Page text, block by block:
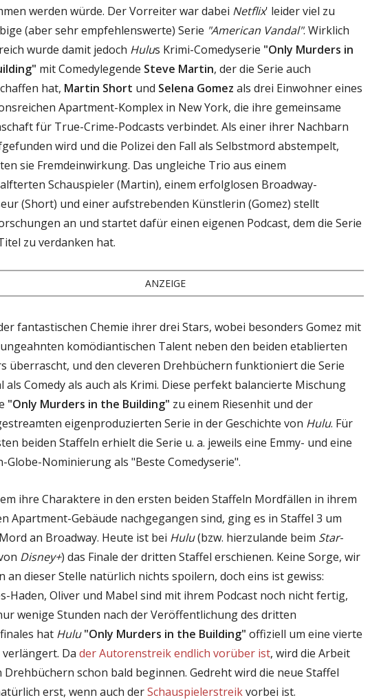
werden würde. Der Vorreiter war dabei Netflix' leider viel zu
(aber sehr empfehlenswerte) Serie "American Vandal". Wirklich
wurde damit jedoch Hulus Krimi-Comedyserie "Only Murders in
mit Comedylegende Steve Martin, der die Serie auch
hat, Martin Short und Selena Gomez als drei Einwohner eines
Apartment-Komplex in New York, die ihre gemeinsame
für True-Crime-Podcasts verbindet. Als einer ihrer Nachbarn
wird und die Polizei den Fall als Selbstmord abstempelt,
sie Fremdeinwirkung. Das ungleiche Trio aus einem
Schauspieler (Martin), einem erfolglosen Broadway-
(Short) und einer aufstrebenden Künstlerin (Gomez) stellt
an und startet dafür einen eigenen Podcast, dem die Serie
zu verdanken hat.
ANZEIGE
fantastischen Chemie ihrer drei Stars, wobei besonders Gomez mit
komödiantischen Talent neben den beiden etablierten
überrascht, und den cleveren Drehbüchern funktioniert die Serie
als Comedy als auch als Krimi. Diese perfekt balancierte Mischung
"Only Murders in the Building" zu einem Riesenhit und der
eigenproduzierten Serie in der Geschichte von Hulu. Für
beiden Staffeln erhielt die Serie u. a. jeweils eine Emmy- und eine
Globe-Nominierung als "Beste Comedyserie".
ihre Charaktere in den ersten beiden Staffeln Mordfällen in ihrem
Apartment-Gebäude nachgegangen sind, ging es in Staffel 3 um
an Broadway. Heute ist bei Hulu(bzw. hierzulande beim Star-
Disney+) das Finale der dritten Staffel erschienen. Keine Sorge, wir
an dieser Stelle natürlich nichts spoilern, doch eins ist gewiss:
Haden, Oliver und Mabel sind mit ihrem Podcast noch nicht fertig,
wenige Stunden nach der Veröffentlichung des dritten
hat Hulu "Only Murders in the Building" offiziell um eine vierte
Da der Autorenstreik endlich vorüber ist, wird die Arbeit
Drehbüchern schon bald beginnen. Gedreht wird die neue Staffel
erst, wenn auch derSchauspielerstreikvorbei ist.